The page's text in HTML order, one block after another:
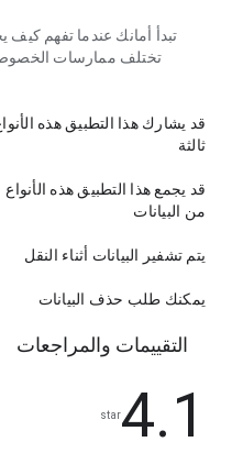
تبدأ أمانك عندما تفهم كيف
تختلف ممارسات
قد يشارك هذا التطبيق هذه
ثالثة
قد يجمع هذا التطبيق هذه الأنواع
من البيانات
يتم تشفير البيانات أثناء النقل
يمكنك طلب حذف البيانات
التقييمات والمراجعات
4.1
star